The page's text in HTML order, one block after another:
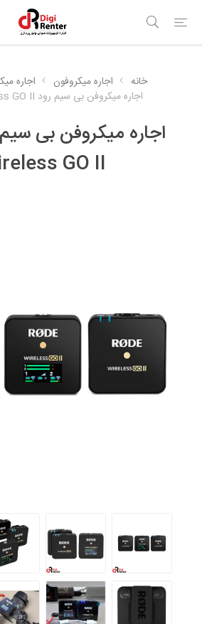
خانه اجاره میکروفون
اجاره
اجاره میکروفن بی سیم رود Rode Wireless GO II
GO II